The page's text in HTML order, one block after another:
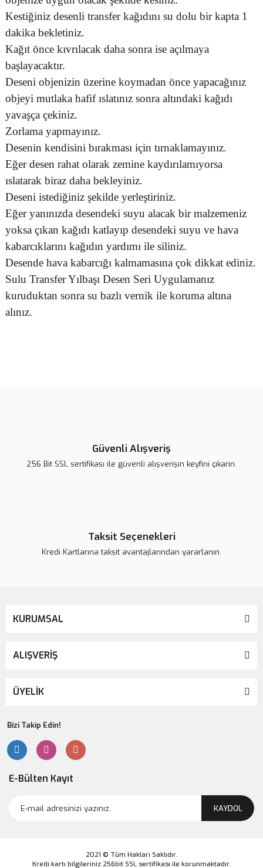
Kestiğiniz desenli transfer kağıdını su dolu bir kapta 1
dakika bekletiniz.
Kağıt önce kıvrılacak daha sonra ise açılmaya
başlayacaktır.
Deseni objenizin üzerine koymadan önce yapacağınız
objeyi mutlaka hafif ıslatınız sonra altındaki kağıdı
yavaşça çekiniz.
Zorlama yapmayınız.
Desenin kendisini bırakması için tırnaklamayınız.
Eğer desen rahat olarak zemine kaydırılamıyorsa
ıslatarak biraz daha bekleyiniz.
Deseni istediğiniz şekilde yerleştiriniz.
Eğer yanınızda desendeki suyu alacak bir malzemeniz
yoksa çıkan kağıdı katlayıp desendeki suyu ve hava
kabarcıklarını kağıdın yardımı ile siliniz.
Desende hava kabarcığı kalmamasına çok dikkat ediniz.
Sulu Transfer Yılbaşı Desen Seri Uygulamanız
kuruduktan sonra su bazlı vernik ile koruma altına
alınız.
Güvenli Alışveriş
256 Bit SSL sertifikası ile güvenli alışverişin keyfini çıkarın.
Taksit Seçenekleri
Kredi Kartlarına taksit avantajlarından yararlanın.
KURUMSAL
ALIŞVERİŞ
ÜYELİK
Bizi Takip Edin!
E-Bülten Kayıt
KAYDOL
2021 © Tüm Hakları Saklıdır.
Kredi kartı bilgileriniz 256bit SSL sertifikası ile korunmaktadır.